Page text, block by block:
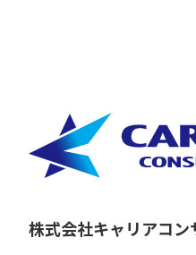
株式会社キャリアコン